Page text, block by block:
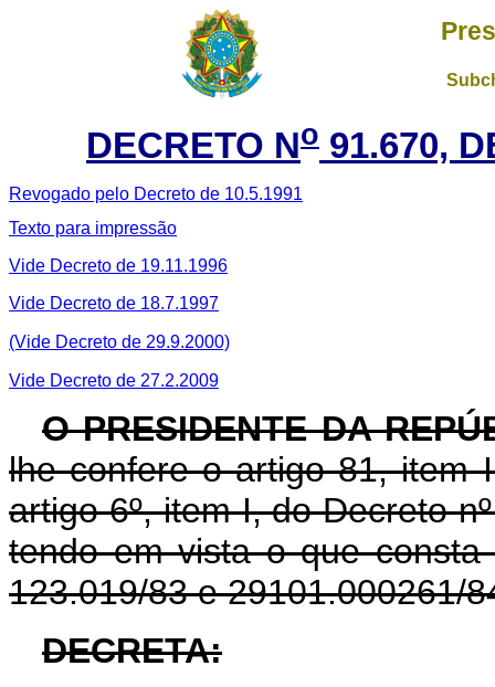
DECRETO No 91.670,
Revogado pelo Decreto de 10.5.1991
Texto para impressão
Vide Decreto de 19.11.1996
Vide Decreto de 18.7.1997
(Vide Decreto de 29.9.2000)
Vide Decreto de 27.2.2009
O PRESIDENTE DA
lhe confere o artigo 81, item
artigo 6º, item I, do Decreto
tendo em vista o que consta
123.019/83 e 29101.000261/
DECRETA: